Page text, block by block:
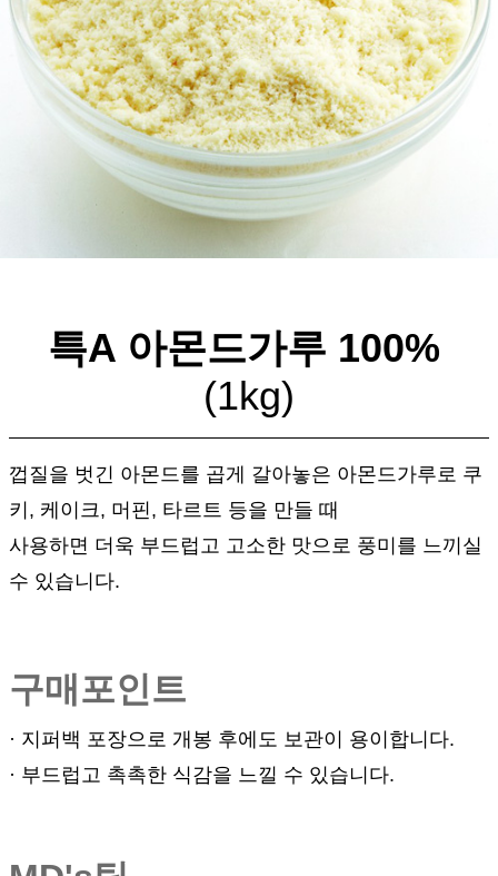
특A 아몬드가루 100%
(1kg)
껍질을 벗긴 아몬드를 곱게 갈아놓은 아몬드가루로 쿠
키, 케이크, 머핀, 타르트 등을 만들 때
사용하면 더욱 부드럽고 고소한 맛으로 풍미를 느끼실
수 있습니다.
구매포인트
· 지퍼백 포장으로 개봉 후에도 보관이 용이합니다.
· 부드럽고 촉촉한 식감을 느낄 수 있습니다.